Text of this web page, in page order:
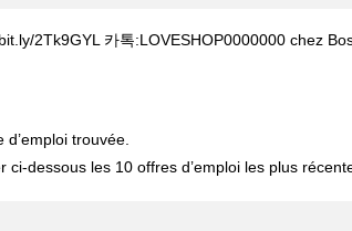
2Tk9GYL 카톡:LOVESHOP0000000 chez
trouvée.
dessous les 10 offres d’emploi les plus